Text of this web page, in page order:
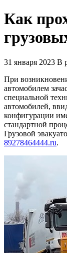
Как
31 января 2023 В
При
автомобилем
специальной
автомобилей,
конфигурации
стандартной
Грузовой
89278464444.ru.